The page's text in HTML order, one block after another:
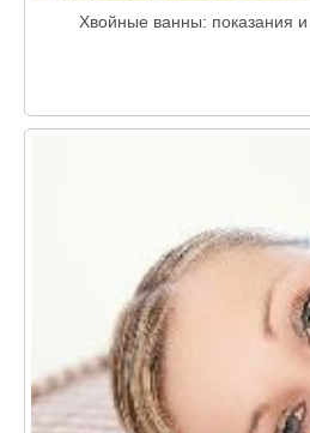
Хвойные ванны: показания и